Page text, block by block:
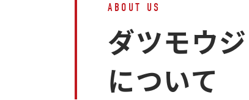
ABOUT US
ダツモウ
について